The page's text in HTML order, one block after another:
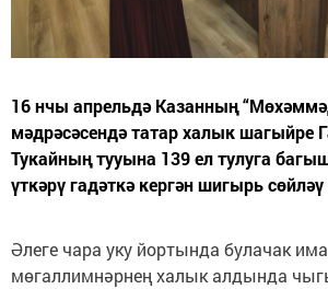
16 нчы апрельдә Казанның
мәдрәсәсендә татар халык шагыйре
Тукайның тууына 139 ел тулуга
үткәрү гадәткә кергән шигырь сөйләү
Әлеге чара уку йортында булачак
мөгаллимнәрнең халык алдында